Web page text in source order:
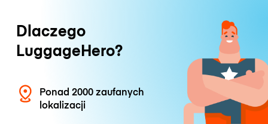
Dlaczego
LuggageHero?
Ponad 2000 zaufanych
lokalizacji